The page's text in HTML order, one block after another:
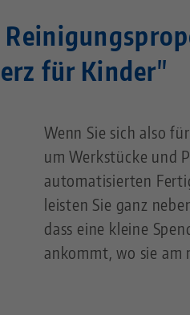
für Kinder"
Wenn Sie sich also
um Werkstücke und
automatisierten
leisten Sie ganz
dass eine kleine
ankommt, wo sie